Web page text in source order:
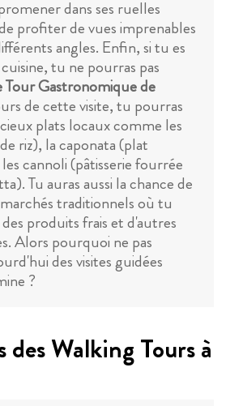
dans ses ruelles
profiter de vues imprenables
angles. Enfin, si tu es
tu ne pourras pas
Tour Gastronomique de
de cette visite, tu pourras
plats locaux comme les
riz), la caponata (plat
cannoli (pâtisserie fourrée
Tu auras aussi la chance de
traditionnels où tu
produits frais et d'autres
Alors pourquoi ne pas
des visites guidées
?
Walking Tours à